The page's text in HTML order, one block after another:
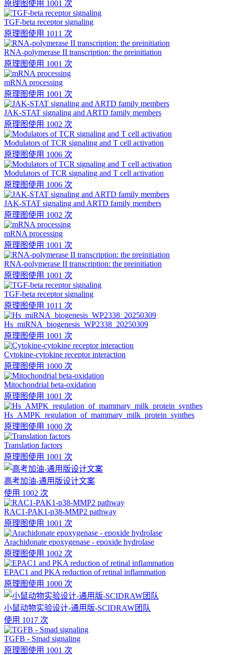
原理图使用 1001 次
TGF-beta receptor signaling
原理图使用 1011 次
RNA-polymerase II transcription: the preinitiation
原理图使用 1001 次
mRNA processing
原理图使用 1001 次
JAK-STAT signaling and ARTD family members
原理图使用 1002 次
Modulators of TCR signaling and T cell activation
原理图使用 1006 次
Modulators of TCR signaling and T cell activation
原理图使用 1006 次
JAK-STAT signaling and ARTD family members
原理图使用 1002 次
mRNA processing
原理图使用 1001 次
RNA-polymerase II transcription: the preinitiation
原理图使用 1001 次
TGF-beta receptor signaling
原理图使用 1011 次
Hs_miRNA_biogenesis_WP2338_20250309
原理图使用 1001 次
Cytokine-cytokine receptor interaction
原理图使用 1000 次
Mitochondrial beta-oxidation
原理图使用 1001 次
Hs_AMPK_regulation_of_mammary_milk_protein_synthes
原理图使用 1000 次
Translation factors
原理图使用 1001 次
高考加油-通用版设计文案
使用 1002 次
RAC1-PAK1-p38-MMP2 pathway
原理图使用 1001 次
Arachidonate epoxygenase - epoxide hydrolase
原理图使用 1002 次
EPAC1 and PKA reduction of retinal inflammation
原理图使用 1000 次
小鼠动物实验设计-通用版-SCIDRAW团队
使用 1017 次
TGFB - Smad signaling
原理图使用 1001 次